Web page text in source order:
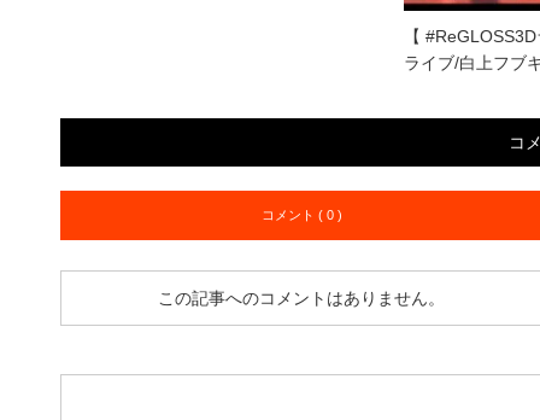
【
ライブ/白上フブ
コ
コメント ( 0 )
この記事へのコメントはありません。